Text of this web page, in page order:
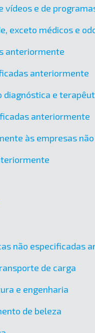
vídeos e de
exceto médicos e
anteriormente
anteriormente
diagnóstica e
anteriormente
às empresas
não especificadas
de carga
e engenharia
de beleza